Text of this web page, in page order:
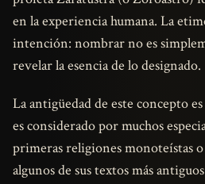
en la experiencia humana. La
intención: nombrar no es
revelar la esencia de lo designado.
La antigüedad de este concepto
es considerado por muchos
primeras religiones monoteístas
algunos de sus textos más